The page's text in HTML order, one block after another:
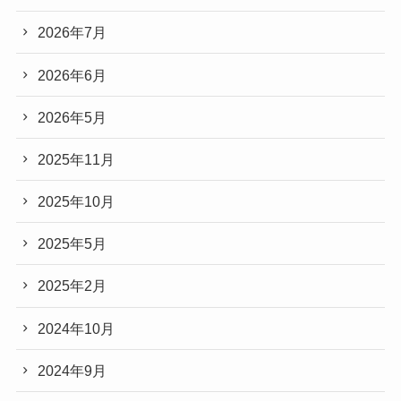
2026年7月
2026年6月
2026年5月
2025年11月
2025年10月
2025年5月
2025年2月
2024年10月
2024年9月